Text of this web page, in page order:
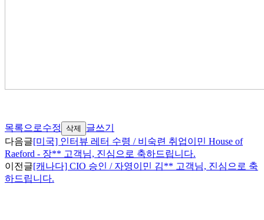
목록으로수정 삭제
글쓰기
다음글[미국] 인터뷰 레터 수령 / 비숙련 취업이민 House of
Raeford - 장** 고객님, 진심으로 축하드립니다.
이전글[캐나다] CIO 승인 / 자영이민 김** 고객님, 진심으로 축
하드립니다.